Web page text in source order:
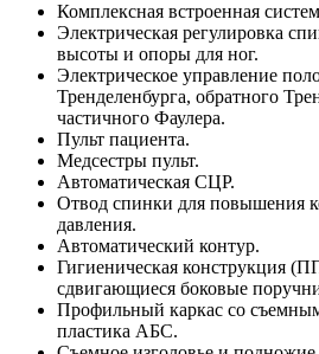
Комплексная встроенная
Электрическая регулировка
высоты и опоры для ног.
Электрическое управление
Тренделенбурга, обратного
частичного Фаулера.
Пульт пациента.
Медсестры пульт.
Автоматическая СЦР.
Отвод спинки для повышения
давления.
Автоматический контур.
Гигиеническая конструкция
сдвигающиеся боковые
Профильный каркас со
пластика АБС.